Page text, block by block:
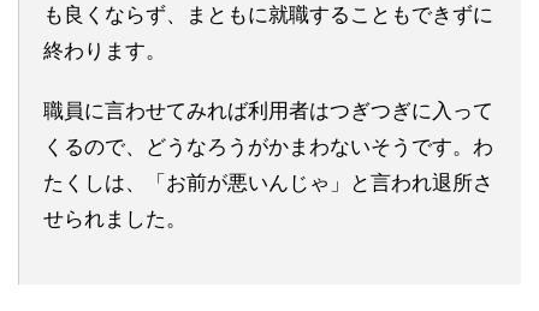
も良くならず、まともに就職することもできずに
終わります。
職員に言わせてみれば利用者はつぎつぎに入って
くるので、どうなろうがかまわないそうです。わ
たくしは、「お前が悪いんじゃ」と言われ退所さ
せられました。